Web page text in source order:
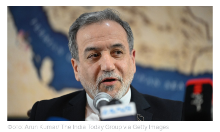
Фото: Arun Kumar/ The India Today Group via Getty Images